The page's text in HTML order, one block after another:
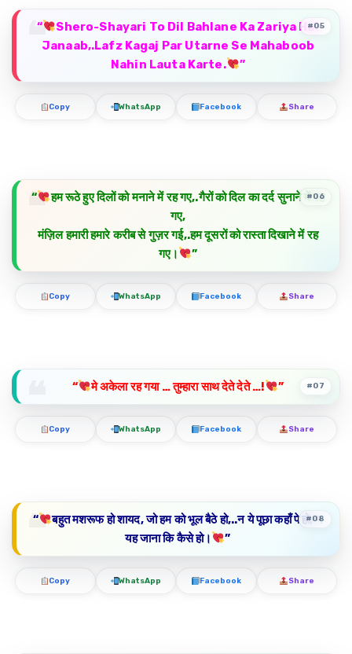
“
Shero-Shayari To Dil Bahlane Ka Zariya Hai
Janaab,.Lafz Kagaj Par Utarne Se Mahaboob
Nahin Lauta Karte.
”
#05
Copy WhatsApp Facebook Share
“
हम रूठे हुए दिलों को मनाने में रह गए,.गैरों को दिल का दर्द सुनाने में रह
गए,
मंज़िल हमारी हमारे करीब से गुज़र गई,.हम दूसरों को रास्ता दिखाने में रह
गए।
”
#06
Copy WhatsApp Facebook Share
“ मे अकेला रह गया … तुम्हारा साथ देते देते …! ” #07
Copy WhatsApp Facebook Share
“
बहुत मशरूफ हो शायद, जो हम को भूल बैठे हो,..न ये पूछा कहाँ पे हो, न
यह जाना कि कैसे हो।
”
#08
Copy WhatsApp Facebook Share